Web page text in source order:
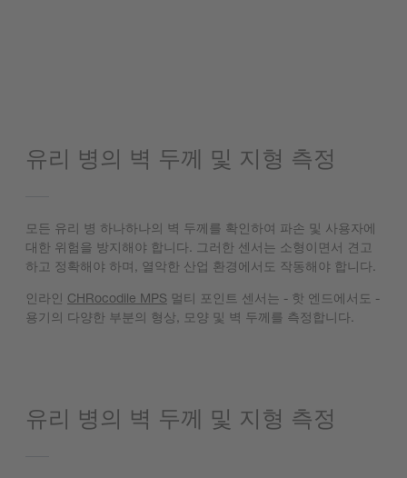
유리 병의 벽 두께 및 지형 측정
모든 유리 병 하나하나의 벽 두께를 확인하여 파손 및 사용자에
대한 위험을 방지해야 합니다. 그러한 센서는 소형이면서 견고
하고 정확해야 하며, 열악한 산업 환경에서도 작동해야 합니다.
인라인 CHRocodile MPS 멀티 포인트 센서는 - 핫 엔드에서도 -
용기의 다양한 부분의 형상, 모양 및 벽 두께를 측정합니다.
유리 병의 벽 두께 및 지형 측정